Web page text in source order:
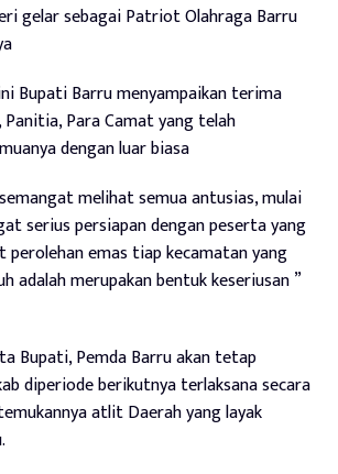
gelar sebagai Patriot Olahraga Barru
Bupati Barru menyampaikan terima
Panitia, Para Camat yang telah
dengan luar biasa
melihat semua antusias, mulai
serius persiapan dengan peserta yang
perolehan emas tiap kecamatan yang
adalah merupakan bentuk keseriusan ”
Bupati, Pemda Barru akan tetap
diperiode berikutnya terlaksana secara
atlit Daerah yang layak